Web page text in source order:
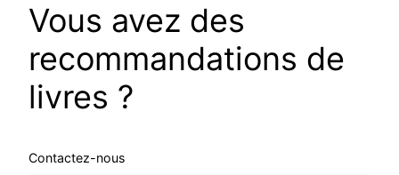
Vous avez des
recommandations de
livres ?
Contactez-nous